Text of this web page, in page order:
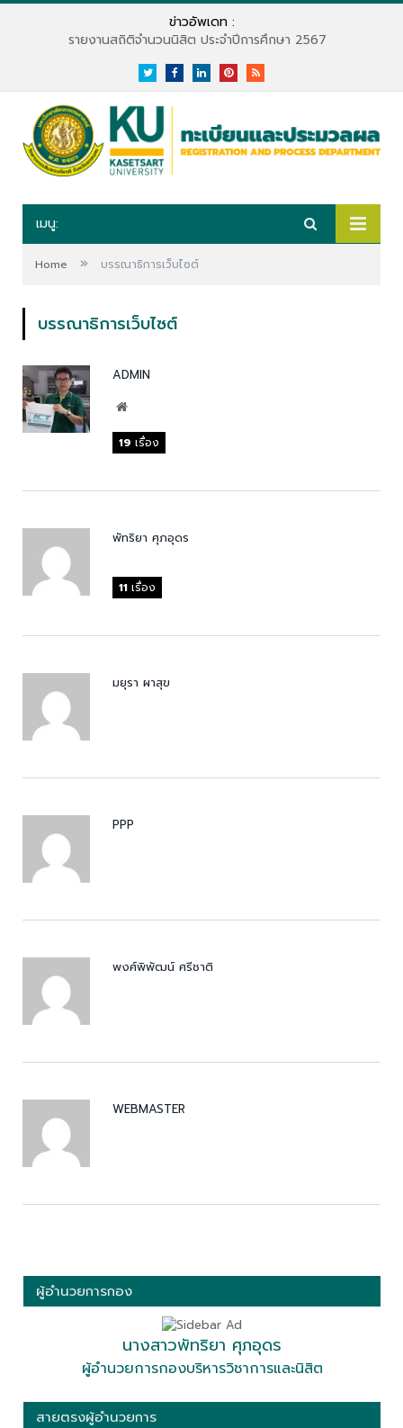
ข่าวอัพเดท :
รายงานสถิติจำนวนนิสิต ประจำปีการศึกษา 2567
TwitterFacebookLinkedInPinterestRSS
เมนู:
Home » บรรณาธิการเว็บไซต์
บรรณาธิการเว็บไซต์
ADMIN
Website
19 เรื่อง
พัทริยา ศุภอุดร
11 เรื่อง
มยุรา ผาสุข
PPP
พงศ์พิพัฒน์ ศรีชาติ
WEBMASTER
ผู้อำนวยการกอง
นางสาวพัทริยา ศุภอุดร
ผู้อำนวยการกองบริหารวิชาการและนิสิต
สายตรงผู้อำนวยการ